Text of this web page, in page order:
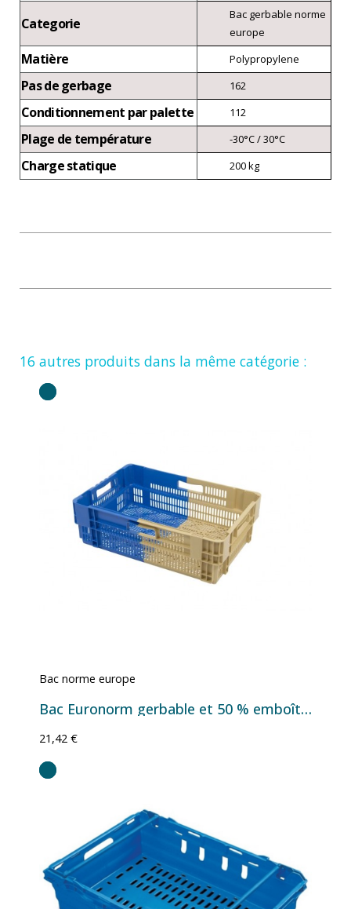
Categorie
Bac gerbable norme
europe
Matière Polypropylene
Pas de gerbage 162
Conditionnement par palette 112
Plage de température -30°C / 30°C
Charge statique 200 kg
16 autres produits dans la même catégorie :
Bac norme europe
Bac Euronorm gerbable et 50 % emboîtable à parois et fond ajourés - 34 L - 600×400×188 mm
21,42 €